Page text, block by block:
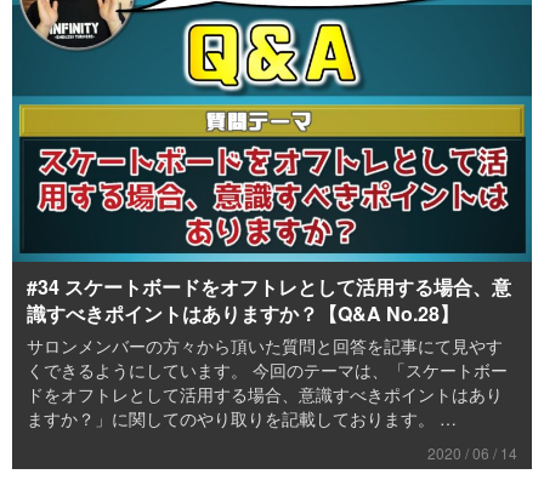
#34 スケートボードをオフトレとして活用する場合、意
識すべきポイントはありますか？【Q&A No.28】
サロンメンバーの方々から頂いた質問と回答を記事にて見やす
くできるようにしています。 今回のテーマは、「スケートボー
ドをオフトレとして活用する場合、意識すべきポイントはあり
ますか？」に関してのやり取りを記載しております。 …
2020 / 06 / 14